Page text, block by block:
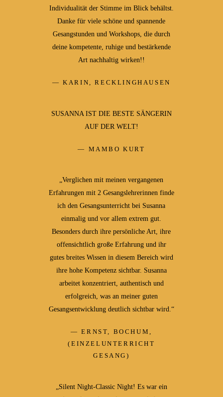
Individualität der Stimme im Blick behältst.
Danke für viele schöne und spannende
Gesangstunden und Workshops, die durch
deine kompetente, ruhige und bestärkende
Art nachhaltig wirken!!
KARIN, RECKLINGHAUSEN
SUSANNA IST DIE BESTE SÄNGERIN
AUF DER WELT!
MAMBO KURT
„Verglichen mit meinen vergangenen
Erfahrungen mit 2 Gesangslehrerinnen finde
ich den Gesangsunterricht bei Susanna
einmalig und vor allem extrem gut.
Besonders durch ihre persönliche Art, ihre
offensichtlich große Erfahrung und ihr
gutes breites Wissen in diesem Bereich wird
ihre hohe Kompetenz sichtbar. Susanna
arbeitet konzentriert, authentisch und
erfolgreich, was an meiner guten
Gesangsentwicklung deutlich sichtbar wird.“
ERNST, BOCHUM,
(EINZELUNTERRICHT
GESANG)
„Silent Night-Classic Night! Es war ein